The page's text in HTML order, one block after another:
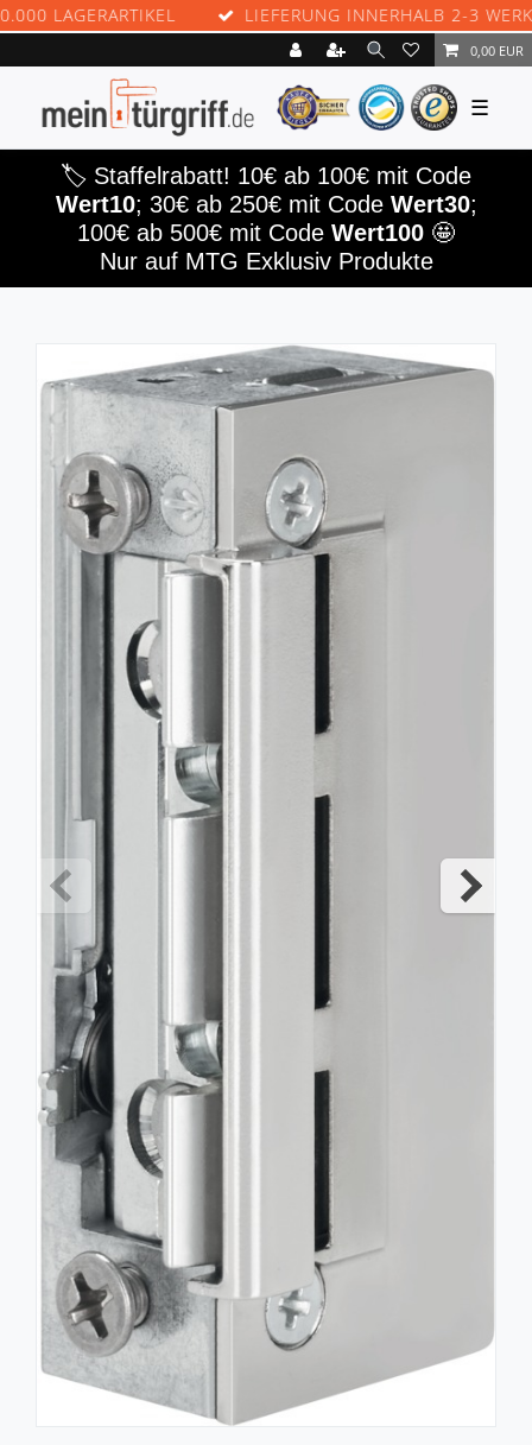
LIEFERUNG INNERHALB 2-3
0,00 EUR
☰
🏷️ Staffelrabatt! 10€ ab 100€ mit Code
Wert10; 30€ ab 250€ mit Code Wert30;
100€ ab 500€ mit Code Wert100 🤩
Nur auf MTG Exklusiv Produkte